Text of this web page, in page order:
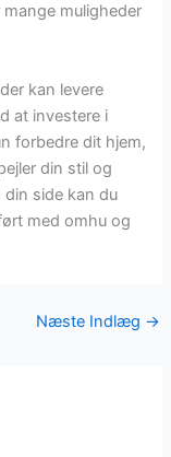
muligheder
kan levere
at investere i
forbedre dit hjem,
din stil og
side kan du
med omhu og
Næste Indlæg →